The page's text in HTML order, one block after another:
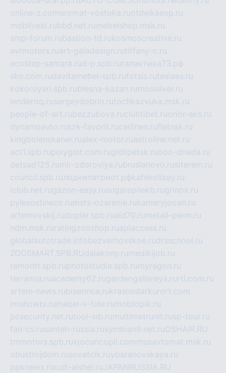
online-z.comaromat-vostoka.ruotdelkaexp.ru
mobilvest.rubbd.net.ru mebelshop.msk.ru
smp-forum.rubastion-td.rukosmoscreative.ru
avrmotors.ruart-galadesign.rutiffany-c.ru
ecostep-samara.rud-p.spb.ru галактика73.рф
sko.com.rudavitamebel-spb.rufotsis.rutesiaes.ru
kokoroyari.spb.rublesna-kazan.ru mossilver.ru
lenderoq.rusergeydobrin.rutochkazvuka.msk.ru
people-of-art.rubezzubova.ruclubtibet.ruorior-aks.ru
dynamoauto.ruszk-favorit.rucarlines.ruflatnsk.ru
kingbolenskaner.rualex-motor.ruastroline.net.ru
act1.spb.rupolyglot.com.rugidlipetsk.ruooo-driada.ru
detsad125.ru mir-zdoroviya.rubruslanovo.rusiterem.ru
council.spb.ruлодкипатриот.рфkafekolizey.ru
iclub.net.rugazon-easy.rusugarepilekb.rugrinox.ru
pylesostineco.ru msts-ozarenie.rukameryjooan.ru
artemovskij.rudopler.spb.ruaid70.ru metall-perm.ru
ndm.msk.ru ratingzooshop.ruapiaccess.ru
globalautotrade.info bezverhovskoe.rudrsschool.ru
ZOOSMART.SPB.RUdalakony.ru medikijob.ru
remontt.spb.ruphotostudia.spb.ru myragon.ru
terramia.ruacademy62.rugardengallereya.ru rti.com.ru
artem-news.rubiserinca.rukrasnodarkurort.com
imshowtv.ru mebel-v-tule.ru mobtopik.ru
pcsecurity.net.rutool-sib.ru multimetrunit.rusp-tour.ru
fan-cs.rusanteh-russia.rusymbian9.net.ruDSHAIR.RU
tmmotors.spb.ruxjocuricopii.com musavtomat.msk.ru
obustrojdom.rusovetcik.ruybaranovskaya.ru
ppknews.rucult-alshei.ruJAPANRUSSIA.RU